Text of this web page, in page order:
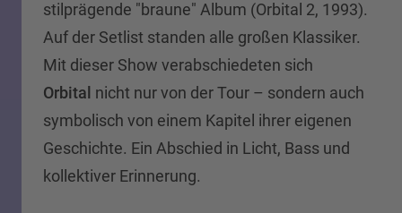
stilprägende "braune" Album (Orbital 2, 1993).
Auf der Setlist standen alle großen Klassiker.
Mit dieser Show verabschiedeten sich
Orbital nicht nur von der Tour – sondern auch
symbolisch von einem Kapitel ihrer eigenen
Geschichte. Ein Abschied in Licht, Bass und
kollektiver Erinnerung.